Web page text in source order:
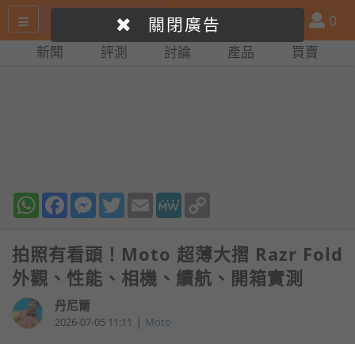
尋
產
品
比
會
員
0
新聞 評測 討論 產品 買賣
WhatsAppFacebookMessenger
TwitterEmail MeWe
拍照有看頭！Moto 超薄大摺 Razr Fold
外觀、性能、相機、續航、開箱實測
丹尼爾
2026-07-05 11:11 | Moto
關閉廣告